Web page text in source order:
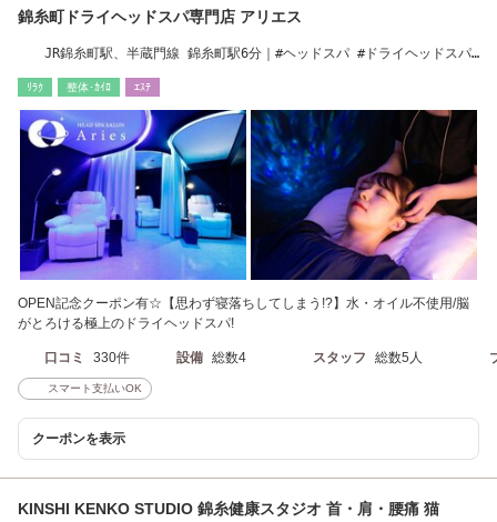
錦糸町ドライヘッドスパ専門店 アリエス
JR錦糸町駅、半蔵門線 錦糸町駅6分｜#ヘッドスパ #ドライヘッドスパ
ﾘﾗｸ 整体･ｶｲﾛ ｴｽﾃ
OPEN記念クーポン有☆【思わず寝落ちしてしまう!?】水・オイル不使用/脳
がとろける極上のドライヘッドスパ!
口コミ 330件 設備 総数4 スタッフ 総数5人
スマート支払いOK
クーポンを表示
KINSHI KENKO STUDIO 錦糸健康スタジオ 首・肩・腰痛 猫